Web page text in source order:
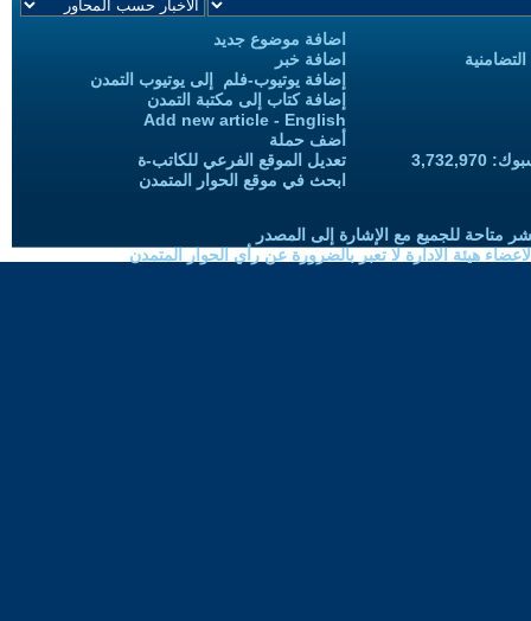
اضافة موضوع جديد
اضافة خبر
إضافة يوتيوب-فلم إلى يوتيوب التمدن
إضافة كتاب إلى مكتبة التمدن
Add new article - English
أضف حملة
تعديل الموقع الفرعي للكاتب-ة
ابحث في موقع الحوار المتمدن
متاحة للجميع مع الإشارة إلى المصدر
هيئة الادارة لا تعبر بالضرورة عن رأي الحوار المتمدن